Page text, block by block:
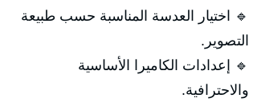
🔹 اختيار العدسة المناسبة حسب طبيعة
التصوير.
🔹 إعدادات الكاميرا الأساسية
والاحترافية.